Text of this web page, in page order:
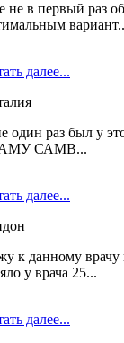
не в первый раз
далее...
один раз был у
САМВ...
далее...
к данному врачу
у врача 25...
далее...